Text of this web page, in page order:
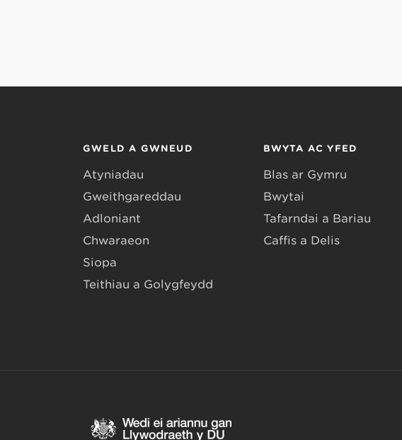
GWELD A GWNEUD
Atyniadau
Gweithgareddau
Adloniant
Chwaraeon
Siopa
Teithiau a Golygfeydd
BWYTA AC YFED
Blas ar Gymru
Bwytai
Tafarndai a Bariau
Caffis a Delis